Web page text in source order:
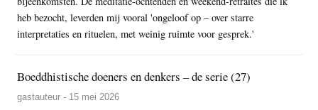
heb bezocht, leverden mij vooral 'ongeloof op – over starre
interpretaties en rituelen, met weinig ruimte voor gesprek.'
Boeddhistische doeners en denkers – de serie (27)
gastauteur - 15 mei 2026